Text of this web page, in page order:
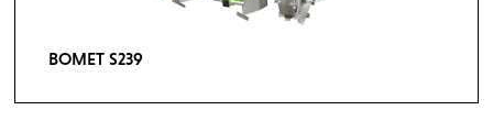
BOMET S239